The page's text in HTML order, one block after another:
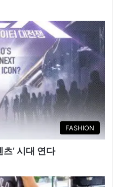
FASHION
’ 시대 연다